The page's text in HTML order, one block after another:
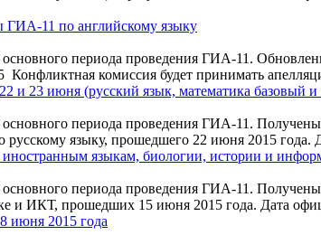
ГИА-11 по английскому языку
периода проведения ГИА-11.
Конфликтная комиссия будет принимать
и 23 июня (русский язык, математика базовый
периода проведения ГИА-11.
русскому языку, прошедшего 22 июня 2015
иностранным языкам, биологии, истории и
периода проведения ГИА-11.
и ИКТ, прошедших 15 июня 2015 года. Дата
июня 2015 года